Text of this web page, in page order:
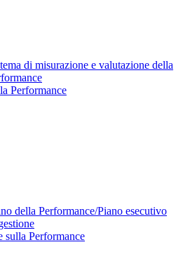
di misurazione e valutazione della
Performance
della Performance/Piano esecutivo
sulla Performance